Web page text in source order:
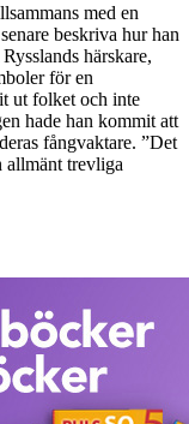
med en
beskriva hur han
härskare,
för en
ut folket och inte
hade han kommit att
fångvaktare. ”Det
allmänt trevliga